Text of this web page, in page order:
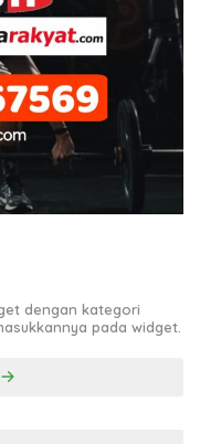
dengan kategori
pada widget.